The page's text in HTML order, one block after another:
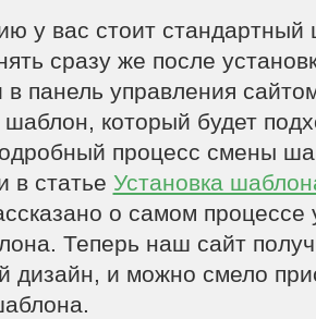
у вас стоит стандартный
сразу же после
в панель управления
который будет
процесс смены
в статье Установка
о самом процессе
Теперь наш сайт
дизайн, и можно смело